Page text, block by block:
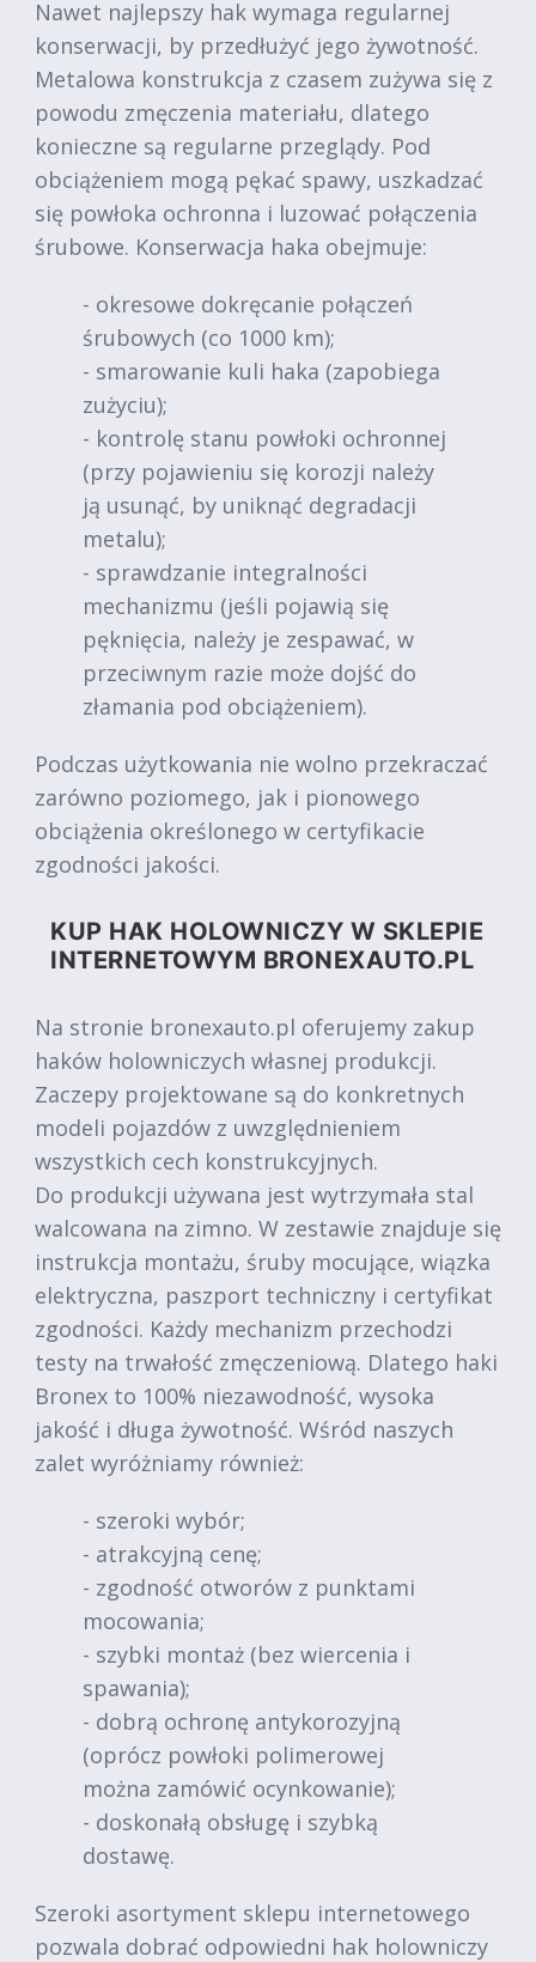
Nawet najlepszy hak wymaga regularnej
konserwacji, by przedłużyć jego żywotność.
Metalowa konstrukcja z czasem zużywa się z
powodu zmęczenia materiału, dlatego
konieczne są regularne przeglądy. Pod
obciążeniem mogą pękać spawy, uszkadzać
się powłoka ochronna i luzować połączenia
śrubowe. Konserwacja haka obejmuje:
- okresowe dokręcanie połączeń
śrubowych (co 1000 km);
- smarowanie kuli haka (zapobiega
zużyciu);
- kontrolę stanu powłoki ochronnej
(przy pojawieniu się korozji należy
ją usunąć, by uniknąć degradacji
metalu);
- sprawdzanie integralności
mechanizmu (jeśli pojawią się
pęknięcia, należy je zespawać, w
przeciwnym razie może dojść do
złamania pod obciążeniem).
Podczas użytkowania nie wolno przekraczać
zarówno poziomego, jak i pionowego
obciążenia określonego w certyfikacie
zgodności jakości.
KUP HAK HOLOWNICZY W SKLEPIE
INTERNETOWYM BRONEXAUTO.PL
Na stronie bronexauto.pl oferujemy zakup
haków holowniczych własnej produkcji.
Zaczepy projektowane są do konkretnych
modeli pojazdów z uwzględnieniem
wszystkich cech konstrukcyjnych.
Do produkcji używana jest wytrzymała stal
walcowana na zimno. W zestawie znajduje się
instrukcja montażu, śruby mocujące, wiązka
elektryczna, paszport techniczny i certyfikat
zgodności. Każdy mechanizm przechodzi
testy na trwałość zmęczeniową. Dlatego haki
Bronex to 100% niezawodność, wysoka
jakość i długa żywotność. Wśród naszych
zalet wyróżniamy również:
- szeroki wybór;
- atrakcyjną cenę;
- zgodność otworów z punktami
mocowania;
- szybki montaż (bez wiercenia i
spawania);
- dobrą ochronę antykorozyjną
(oprócz powłoki polimerowej
można zamówić ocynkowanie);
- doskonałą obsługę i szybką
dostawę.
Szeroki asortyment sklepu internetowego
pozwala dobrać odpowiedni hak holowniczy